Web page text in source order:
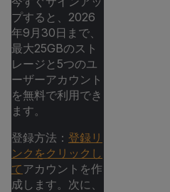
プすると、2026
年9月30日まで、
最大25GBのスト
レージと5つのユ
ーザーアカウント
を無料で利用でき
ます。
登録方法： 登録リ
ンクをクリックし
てアカウントを作
成します。次に、